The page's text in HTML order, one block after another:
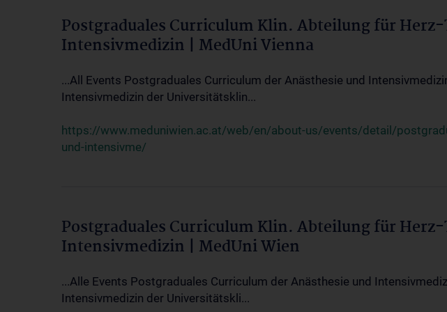
Postgraduales Curriculum Klin. Abteilung für
Intensivmedizin | MedUni Vienna
...All Events Postgraduales Curriculum der Anästhesie und
Intensivmedizin der Universitätsklin...
https://www.meduniwien.ac.at/web/en/about-us/events/detail/
und-intensivme/
Postgraduales Curriculum Klin. Abteilung für
Intensivmedizin | MedUni Wien
...Alle Events Postgraduales Curriculum der Anästhesie und
Intensivmedizin der Universitätskli...